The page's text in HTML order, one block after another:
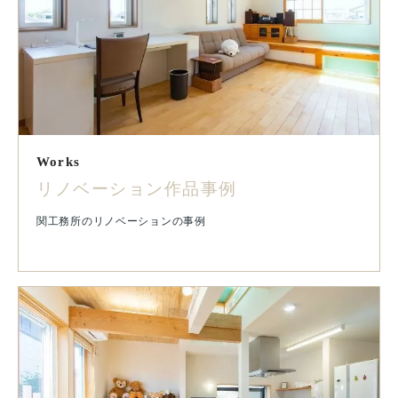
Works
リノベーション作品事例
関工務所のリノベーションの事例